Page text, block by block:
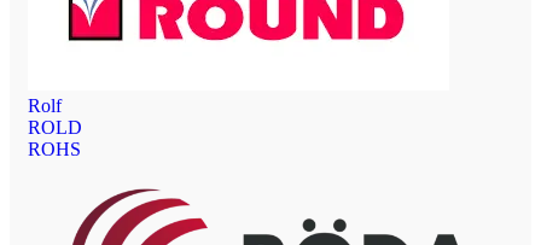
Rolf
ROLD
ROHS